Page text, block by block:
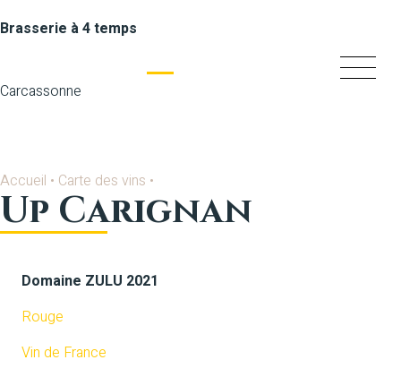
Brasserie à 4 temps
Carcassonne
Accueil • Carte des vins •
Up Carignan
Domaine ZULU 2021
Rouge
Vin de France